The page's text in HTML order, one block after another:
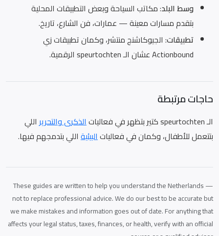
وسط البلد: مكاتب السياحة وبعض التطبيقات المحلية
بتقدم مسارات معينة — عمارات، فن الشارع، تاريخ.
تطبيقات: الجيوكاشنج منتشر، وكمان تطبيقات زي
Actionbound عشان الـ speurtochten الرقمية.
حاجات مرتبطة
الـ speurtochten كتير بتظهر في فعاليات الذكرى والتحريراللي
بتتعمل للأطفال، وكمان في فعالياتالبيئية اللي بتدمجهم فيها.
These guides are written to help you understand the Netherlands —
not to replace professional advice. We do our best to be accurate but
we make mistakes and information goes out of date. For anything that
affects your legal status, taxes, finances, or health, verify with an official